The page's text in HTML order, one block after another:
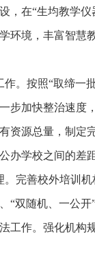
，在“生均教学
环境，丰富智慧
作。按照“取缔一
步加快整治速度
资源总量，制定
办学校之间的差
。完善校外培训
“双随机、 一公开
工作。强化机构